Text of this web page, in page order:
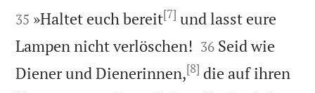


35 »Haltet euch bereit[7] und lasst eure
Lampen nicht verlöschen! 

36 Seid wie
Diener und Dienerinnen,[8] die auf ihren